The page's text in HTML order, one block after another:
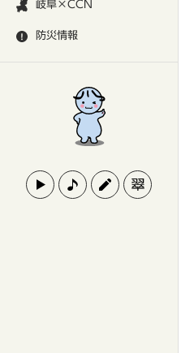
岐阜×CCN
防災情報